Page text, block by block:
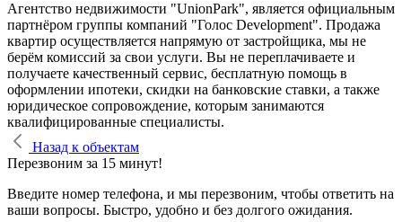
Агентство недвижимости "UnionPark", является официальным
партнёром группы компаний "Голос Development". Продажа
квартир осуществляется напрямую от застройщика, мы не
берём комиссий за свои услуги. Вы не переплачиваете и
получаете качественный сервис, бесплатную помощь в
оформлении ипотеки, скидки на банковские ставки, а также
юридическое сопровождение, которым занимаются
квалифицированные специалисты.
Назад к объектам
Перезвоним за 15 минут!
Введите номер телефона, и мы перезвоним, чтобы ответить на
ваши вопросы. Быстро, удобно и без долгого ожидания.